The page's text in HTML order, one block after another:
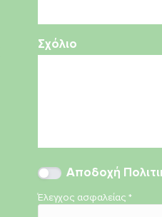
Σχόλιο
Αποδοχή
Έλεγχος ασφαλείας*